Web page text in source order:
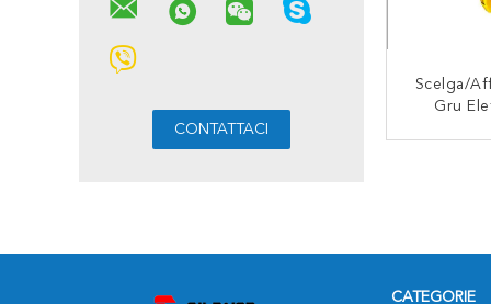
Scelga/
Gru
CATEGORIE